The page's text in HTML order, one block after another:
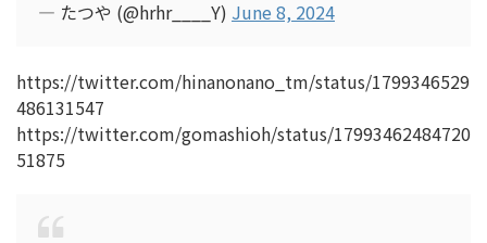
— たつや (@hrhr____Y) June 8, 2024
https://twitter.com/hinanonano_tm/status/1799346529
486131547
https://twitter.com/gomashioh/status/17993462484720
51875